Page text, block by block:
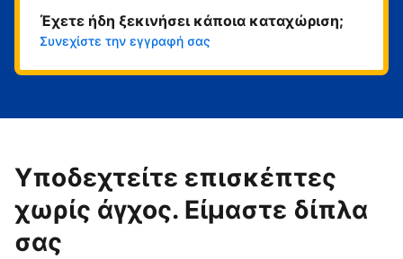
Έχετε ήδη ξεκινήσει κάποια καταχώριση;
Συνεχίστε την εγγραφή σας
Υποδεχτείτε επισκέπτες
χωρίς άγχος. Είμαστε δίπλα
σας